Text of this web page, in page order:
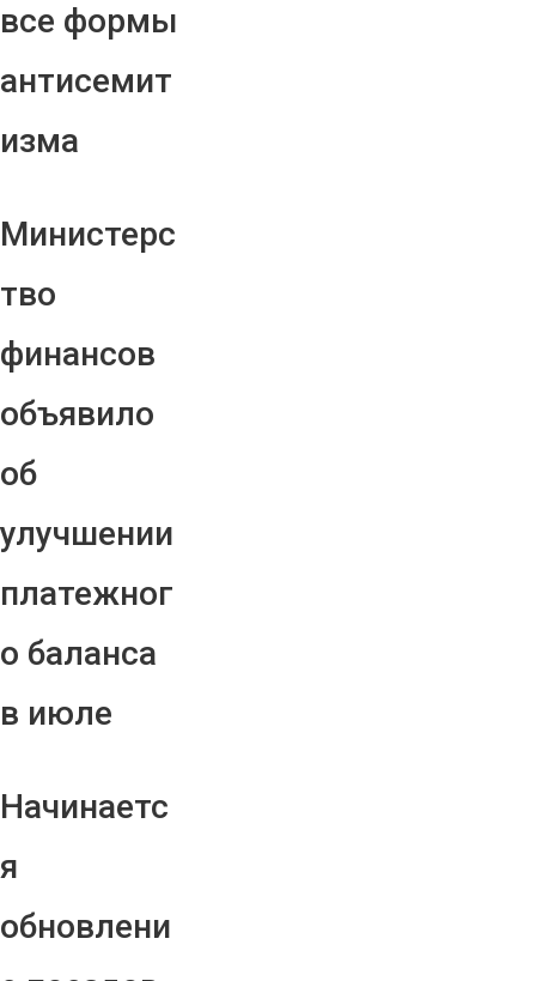
все формы
антисемит
изма
Министерс
тво
финансов
объявило
об
улучшении
платежног
о баланса
в июле
Начинаетс
я
обновлени